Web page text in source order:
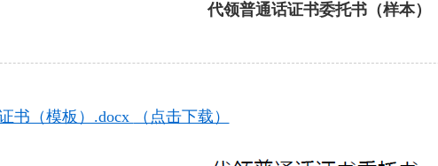
代领普通话证书委托书（样本）
书（模板）.docx （点击下载）